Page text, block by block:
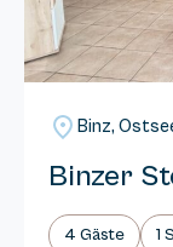
Binz,
Binzer
4 Gäste 1